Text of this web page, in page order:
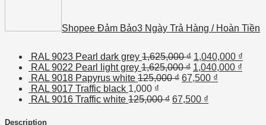
Shopee Đảm Bảo3 Ngày Trả Hàng / Hoàn Tiền
RAL 9023 Pearl dark grey 1,625,000₫ 1,040,000 ₫
RAL 9022 Pearl light grey 1,625,000₫ 1,040,000 ₫
RAL 9018 Papyrus white 125,000₫ 67,500 ₫
RAL 9017 Traffic black 1,000 ₫
RAL 9016 Traffic white 125,000₫ 67,500 ₫
Description